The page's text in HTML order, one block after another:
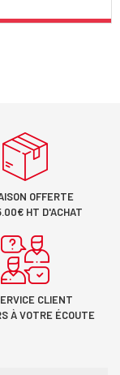
OFFERTE
HT D'ACHAT
CLIENT
À VOTRE ÉCOUTE